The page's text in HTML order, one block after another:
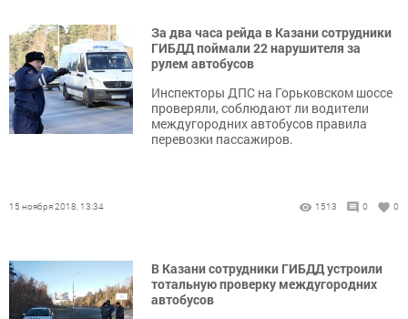
За два часа рейда в Казани сотрудники
ГИБДД поймали 22 нарушителя за
рулем автобусов
Инспекторы ДПС на Горьковском шоссе
проверяли, соблюдают ли водители
междугородних автобусов правила
перевозки пассажиров.
15 ноября 2018, 13:34 1513 0 0
В Казани сотрудники ГИБДД устроили
тотальную проверку междугородних
автобусов